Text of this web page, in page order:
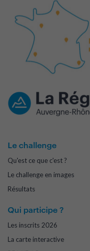
Le challenge
Qu'est ce que c'est ?
Le challenge en images
Résultats
Qui participe ?
Les inscrits 2026
La carte interactive